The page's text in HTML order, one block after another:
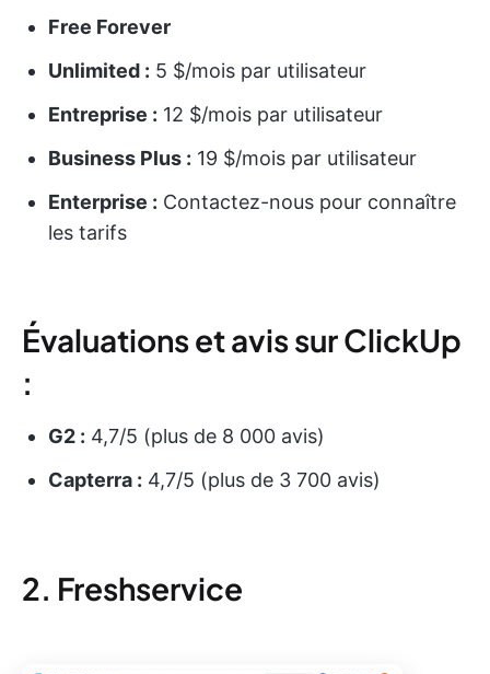
Free Forever
Unlimited : 5 $/mois par utilisateur
Entreprise : 12 $/mois par utilisateur
Business Plus : 19 $/mois par utilisateur
Enterprise : Contactez-nous pour connaître
les tarifs
Évaluations et avis sur ClickUp
:
G2 : 4,7/5 (plus de 8 000 avis)
Capterra : 4,7/5 (plus de 3 700 avis)
2. Freshservice